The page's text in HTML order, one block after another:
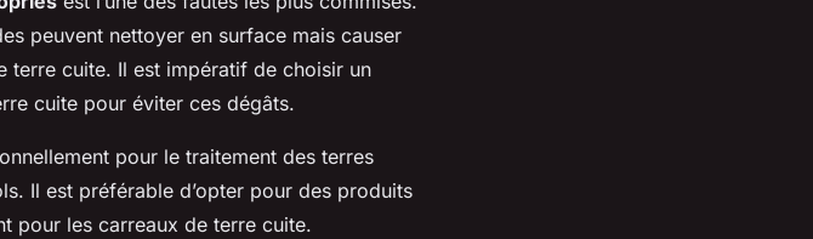
peuvent nettoyer en surface mais causer
terre cuite. Il est impératif de choisir un
cuite pour éviter ces dégâts.
pour le traitement des terres
Il est préférable d’opter pour des produits
pour les carreaux de terre cuite.